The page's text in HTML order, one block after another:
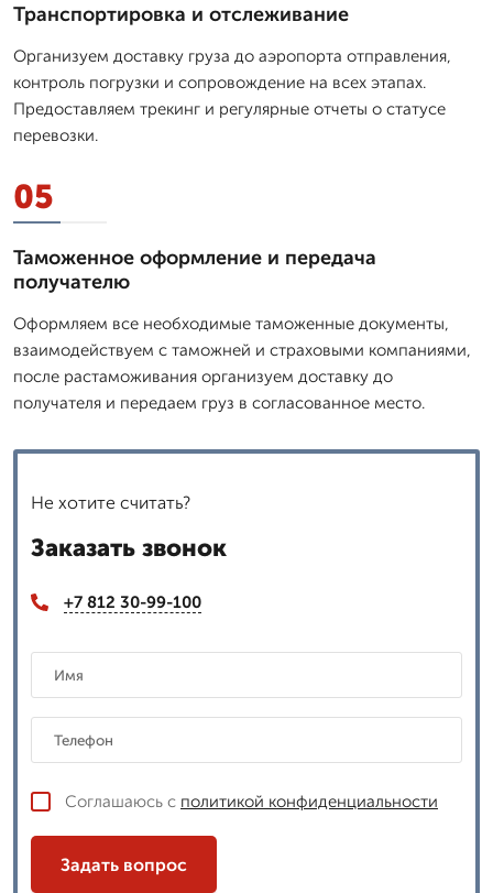
Транспортировка и отслеживание
Организуем доставку груза до аэропорта отправления,
контроль погрузки и сопровождение на всех этапах.
Предоставляем трекинг и регулярные отчеты о статусе
перевозки.
05
Таможенное оформление и передача
получателю
Оформляем все необходимые таможенные документы,
взаимодействуем с таможней и страховыми компаниями,
после растаможивания организуем доставку до
получателя и передаем груз в согласованное место.
Не хотите считать?
Заказать звонок
+7 812 30-99-100
Соглашаюсь с политикой конфиденциальности
Задать вопрос